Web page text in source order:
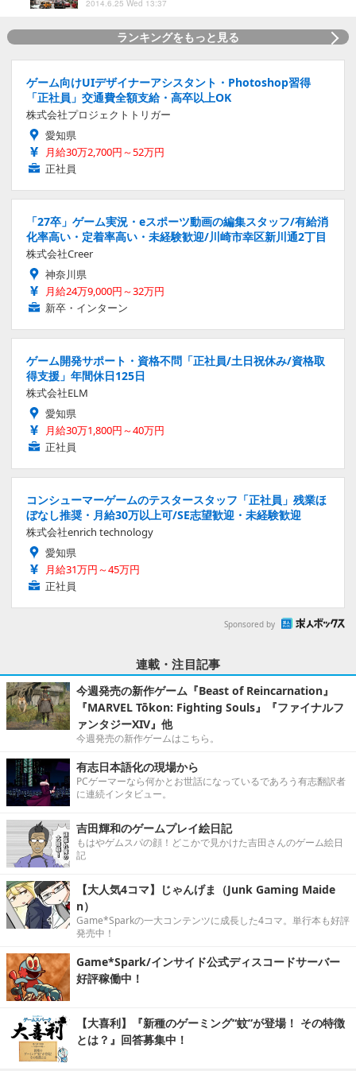
2014.6.25 Wed 13:37
ランキングをもっと見る
ゲーム向けUIデザイナーアシスタント・Photoshop習得
「正社員」交通費全額支給・高卒以上OK
株式会社プロジェクトトリガー
愛知県
月給30万2,700円～52万円
正社員
「27卒」ゲーム実況・eスポーツ動画の編集スタッフ/有給消
化率高い・定着率高い・未経験歓迎/川崎市幸区新川通2丁目
株式会社Creer
神奈川県
月給24万9,000円～32万円
新卒・インターン
ゲーム開発サポート・資格不問「正社員/土日祝休み/資格取
得支援」年間休日125日
株式会社ELM
愛知県
月給30万1,800円～40万円
正社員
コンシューマーゲームのテスタースタッフ「正社員」残業ほ
ぼなし推奨・月給30万以上可/SE志望歓迎・未経験歓迎
株式会社enrich technology
愛知県
月給31万円～45万円
正社員
Sponsored by
連載・注目記事
今週発売の新作ゲーム『Beast of Reincarnation』
『MARVEL Tōkon: Fighting Souls』『ファイナルフ
ァンタジーXIV』他
今週発売の新作ゲームはこちら。
有志日本語化の現場から
PCゲーマーなら何かとお世話になっているであろう有志翻訳者
に連続インタビュー。
吉田輝和のゲームプレイ絵日記
もはやゲムスパの顔！どこかで見かけた吉田さんのゲーム絵日
記
【大人気4コマ】じゃんげま（Junk Gaming Maide
n）
Game*Sparkの一大コンテンツに成長した4コマ。単行本も好評
発売中！
Game*Spark/インサイド公式ディスコードサーバー
好評稼働中！
【大喜利】『新種のゲーミング“蚊”が登場！ その特徴
とは？』回答募集中！